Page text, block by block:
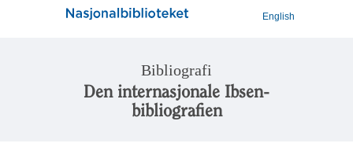
English
Bibliografi
Den internasjonale Ibsen-
bibliografien